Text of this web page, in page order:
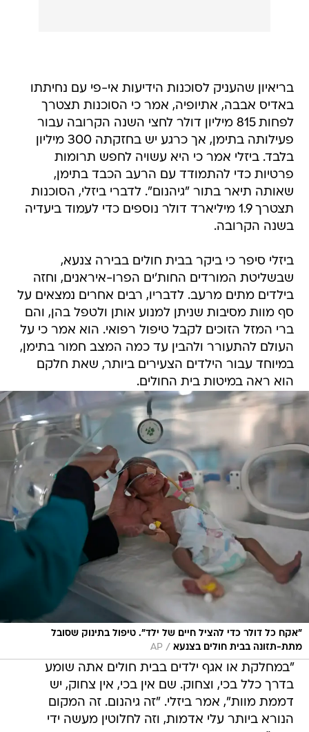
בריאיון שהעניק לסוכנות הידיעות אי-פי עם נחיתתו
באדיס אבבה, אתיופיה, אמר כי הסוכנות תצטרך
לפחות 815 מיליון דולר לחצי השנה הקרובה עבור
פעילותה בתימן, אך כרגע יש בחזקתה 300 מיליון
בלבד. ביזלי אמר כי היא עשויה לחפש תרומות
פרטיות כדי להתמודד עם הרעב הכבד בתימן,
שאותה תיאר בתור "גיהנום". לדברי ביזלי, הסוכנות
תצטרך 1.9 מיליארד דולר נוספים כדי לעמוד ביעדיה
בשנה הקרובה.
ביזלי סיפר כי ביקר בבית חולים בבירה צנעא,
שבשליטת המורדים החות'ים הפרו-איראנים, וחזה
בילדים מתים מרעב. לדבריו, רבים אחרים נמצאים על
סף מוות מסיבות שניתן למנוע אותן ולטפל בהן, והם
ברי המזל הזוכים לקבל טיפול רפואי. הוא אמר כי על
העולם להתעורר ולהבין עד כמה המצב חמור בתימן,
במיוחד עבור הילדים הצעירים ביותר, שאת חלקם
הוא ראה במיטות בית החולים.
"אקח כל דולר כדי להציל חיים של ילד". טיפול בתינוק שסובל
מתת-תזונה בבית חולים בצנעא /
AP
"במחלקת או אגף ילדים בבית חולים אתה שומע
בדרך כלל בכי, וצחוק. שם אין בכי, אין צחוק, יש
דממת מוות", אמר ביזלי. "זה גיהנום. זה המקום
הנורא ביותר עלי אדמות, וזה לחלוטין מעשה ידי